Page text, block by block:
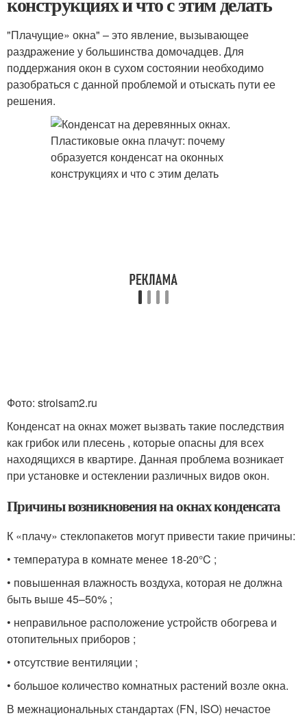
"Плачущие» окна" – это явление, вызывающее
раздражение у большинства домочадцев. Для
поддержания окон в сухом состоянии необходимо
разобраться с данной проблемой и отыскать пути ее
решения.
Фото: stroisam2.ru
Конденсат на окнах может вызвать такие последствия
как грибок или плесень , которые опасны для всех
находящихся в квартире. Данная проблема возникает
при установке и остеклении различных видов окон.
Причины возникновения на окнах конденсата
К «плачу» стеклопакетов могут привести такие причины:
• температура в комнате менее 18-20°C ;
• повышенная влажность воздуха, которая не должна
быть выше 45–50% ;
• неправильное расположение устройств обогрева и
отопительных приборов ;
• отсутствие вентиляции ;
• большое количество комнатных растений возле окна.
В межнациональных стандартах (FN, ISO) нечастое